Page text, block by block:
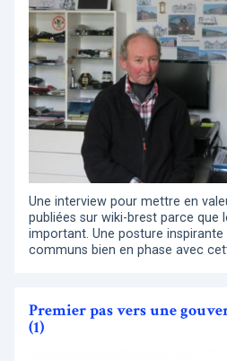
Une interview pour mettre en
publiées sur wiki-brest parce que
important. Une posture
communs bien en phase avec
Premier pas vers une
(1)